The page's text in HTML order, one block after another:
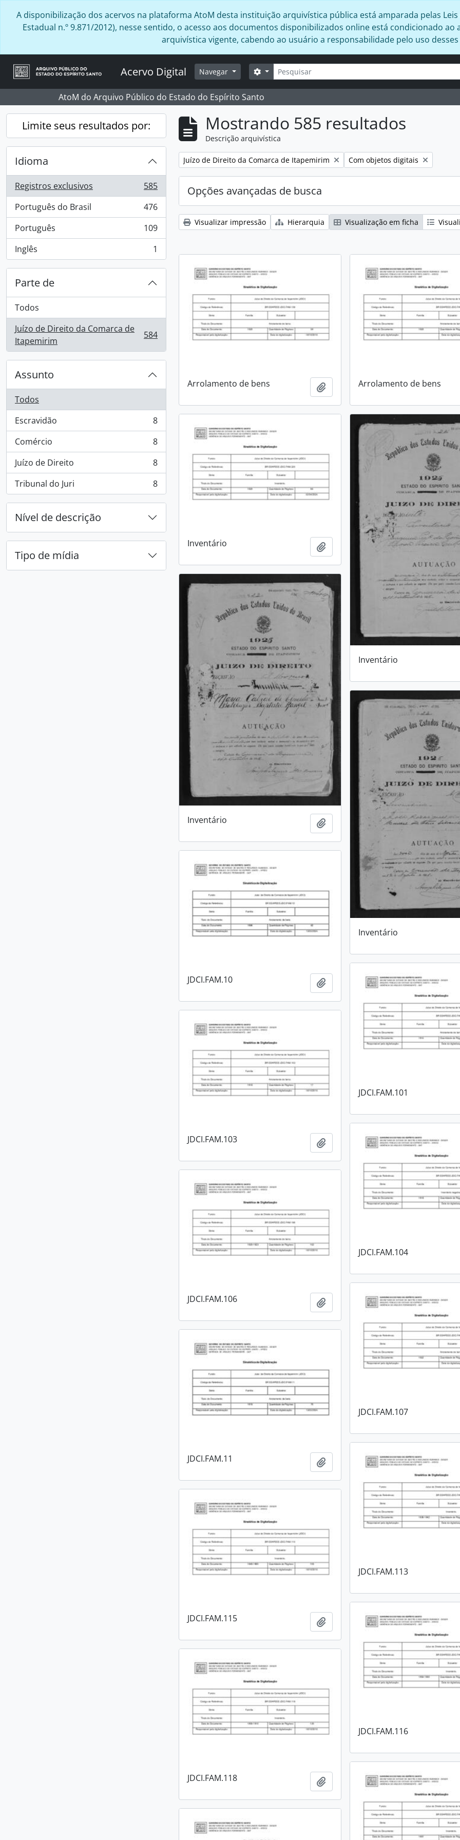
A disponibilização dos acervos na plataforma AtoM desta instituição arquivística pública está amparada pelas Leis
Estadual n.º 9.871/2012), nesse sentido, o acesso aos documentos disponibilizados online está condicionado
arquivística vigente, cabendo ao usuário a responsabilidade pelo uso
Acervo Digital Navegar Buscar
Opções de busca
AtoM do Arquivo Público do Estado do Espírito Santo
Limite seus resultados por:
Idioma
Registros exclusivos
, 585 resultados
585
Português do Brasil
, 476 resultados
476
Português
, 109 resultados
109
Inglês
, 1 resultados 1
Parte de
Todos
Juízo de Direito da Comarca de
Itapemirim
, 584 resultados 584
Assunto
Todos
Escravidão
, 8 resultados
8
Comércio
, 8 resultados
8
Juízo de Direito
, 8 resultados
8
Tribunal do Juri
, 8 resultados 8
Nível de descrição
Tipo de mídia
Mostrando 585 resultados
Descrição arquivística
Remover filtro:
Juízo de Direito da Comarca de Itapemirim Remover filtro:
Com objetos digitais
Opções avançadas de busca
Visualizar impressão Hierarquia Visualização em ficha
Arrolamento de bens Adicionar a área de transferência
Arrolamento de bens
Inventário Adicionar a área de transferência
Inventário
Inventário Adicionar a área de transferência
Inventário
JDCI.FAM.10 Adicionar a área de transferência
JDCI.FAM.101
JDCI.FAM.103 Adicionar a área de transferência
JDCI.FAM.104
JDCI.FAM.106 Adicionar a área de transferência
JDCI.FAM.107
JDCI.FAM.11 Adicionar a área de transferência
JDCI.FAM.113
JDCI.FAM.115 Adicionar a área de transferência
JDCI.FAM.116
JDCI.FAM.118 Adicionar a área de transferência